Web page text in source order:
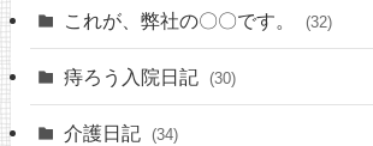
これが、弊社の〇〇です。 (32)
痔ろう入院日記 (30)
介護日記 (34)